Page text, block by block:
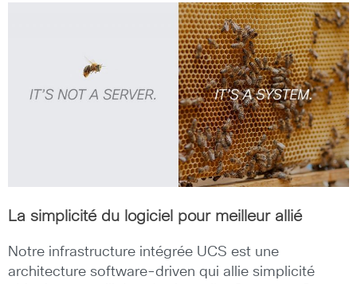
La simplicité du logiciel pour meilleur allié
Notre infrastructure intégrée UCS est une
architecture software-driven qui allie simplicité